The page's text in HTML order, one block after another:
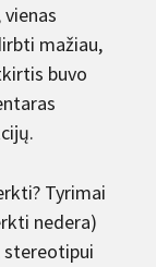
mažiau,
buvo
Tyrimai
nedera)
stereotipui